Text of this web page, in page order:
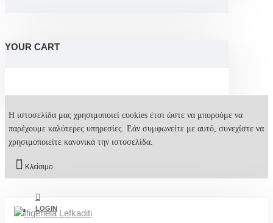
YOUR CART
Η ιστοσελίδα μας χρησιμοποιεί cookies έτσι ώστε να μπορούμε να
παρέχουμε καλύτερες υπηρεσίες. Εάν συμφωνείτε με αυτό, συνεχίστε να
χρησιμοποιείτε κανονικά την ιστοσελίδα.
Κλείσιμο
LOGIN